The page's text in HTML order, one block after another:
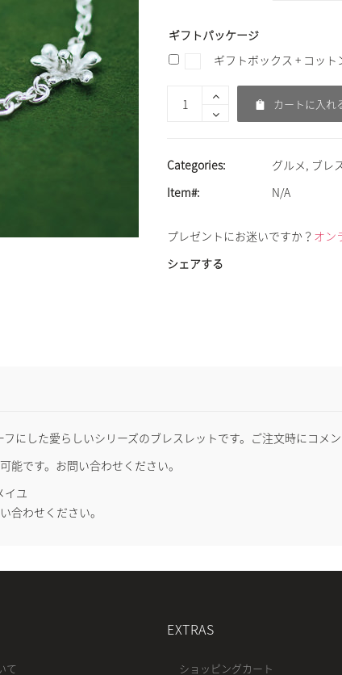
ギフトパッケージ
ギフトボックス + コット
カートに入れ
Categories: グルメ, ブレ
Item#:
N/A
プレゼントにお迷いですか？ オン
シェアする
にした愛らしいシリーズのブレスレットです。ご注文時にコメ
です。お問い合わせください。
イユ
合わせください。
て
EXTRAS
ショッピングカート